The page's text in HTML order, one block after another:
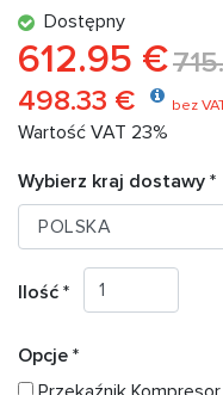
Dostępny
612.95 €
498.33 € bez
Wartość VAT 23%
Wybierz kraj dostawy *
Ilość *
Opcje *